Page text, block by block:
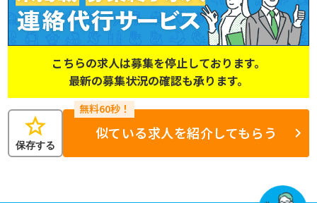
こちらの求人は募集を停止しております。
最新の募集状況の確認も承ります。
star
保存する
似ている求人を紹介してもらう